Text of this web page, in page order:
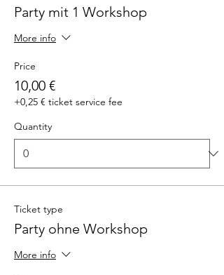
Party mit 1 Workshop
More info
Price
10,00 €
+0,25 € ticket service fee
Quantity
Ticket type
Party ohne Workshop
More info